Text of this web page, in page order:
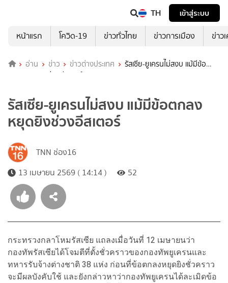
TH
เข้าสู่ระบบ
หน้าแรก
โควิด-19 ข่าวทั่วไทย ข่าวการเมือง ข่าว
อ่าน ข่าว ข่าวต่างประเทศ
รัสเซีย-ยูเครนไม่สงบ แม้มีข้อ
ตกลงหยุดยิงช่วงอีสเตอร์
รัสเซีย-ยูเครนไม่สงบ แม้มีข้อตกลง
หยุดยิงช่วงอีสเตอร์
TNN ช่อง16
13 เมษายน 2569 ( 14:14 )
52
กระทรวงกลาโหมรัสเซีย แถลงเมื่อวันที่ 12 เมษายนว่า
กองทัพรัสเซียได้โจมตีที่ตั้งชั่วคราวของกองทัพยูเครนและ
ทหารรับจ้างต่างชาติ 38 แห่ง ก่อนที่ข้อตกลงหยุดยิงชั่วคราว
จะมีผลบังคับใช้ และยังกล่าวหาว่ากองทัพยูเครนได้ละเมิดข้อ